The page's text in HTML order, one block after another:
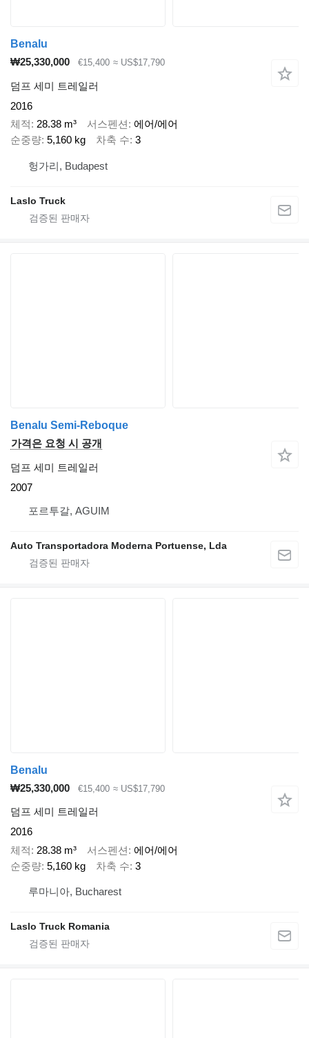
Benalu
₩25,330,000
€15,400 ≈ US$17,790
덤프 세미 트레일러
2016
체적
28.38 m³ 서스펜션 에어/에어
순중량 5,160 kg 차축 수 3
헝가리, Budapest
Laslo Truck
Benalu Semi-Reboque
가격은 요청 시 공개
덤프 세미 트레일러
2007
포르투갈, AGUIM
Auto Transportadora Moderna Portuense, Lda
Benalu
₩25,330,000
€15,400 ≈ US$17,790
덤프 세미 트레일러
2016
체적
28.38 m³ 서스펜션 에어/에어
순중량 5,160 kg 차축 수 3
루마니아, Bucharest
Laslo Truck Romania